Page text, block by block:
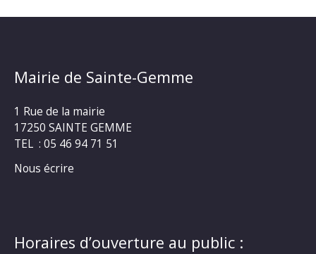
Mairie de Sainte-Gemme
1 Rue de la mairie
17250 SAINTE GEMME
TEL : 05 46 94 71 51
Nous écrire
Horaires d’ouverture au public :